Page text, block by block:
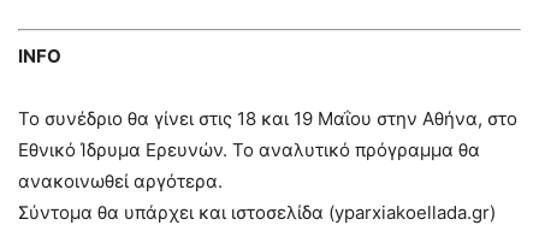
INFO
Το συνέδριο θα γίνει στις 18 και 19 Μαΐου στην Αθήνα, στο
Εθνικό Ίδρυμα Ερευνών. Το αναλυτικό πρόγραμμα θα
ανακοινωθεί αργότερα.
Σύντομα θα υπάρχει και ιστοσελίδα (yparxiakoellada.gr)